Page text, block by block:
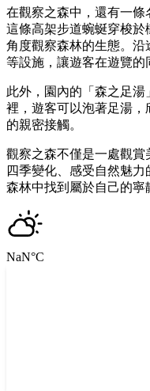
在觀察之森中，還有一條
這條高架步道蜿蜒穿梭
角度觀察森林的生態。沿
等設施，讓遊客在遊覽的
此外，園內的「森之足
裡，遊客可以泡著足湯
的親密接觸。
觀察之森不僅是一處觀
四季變化、感受自然魅
森林中找到屬於自己的寧
NaN°C